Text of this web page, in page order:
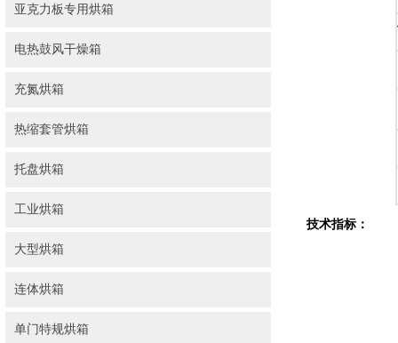
亚克力板专用烘箱
电热鼓风干燥箱
充氮烘箱
热缩套管烘箱
托盘烘箱
工业烘箱
大型烘箱
连体烘箱
单门特规烘箱
技术指标：